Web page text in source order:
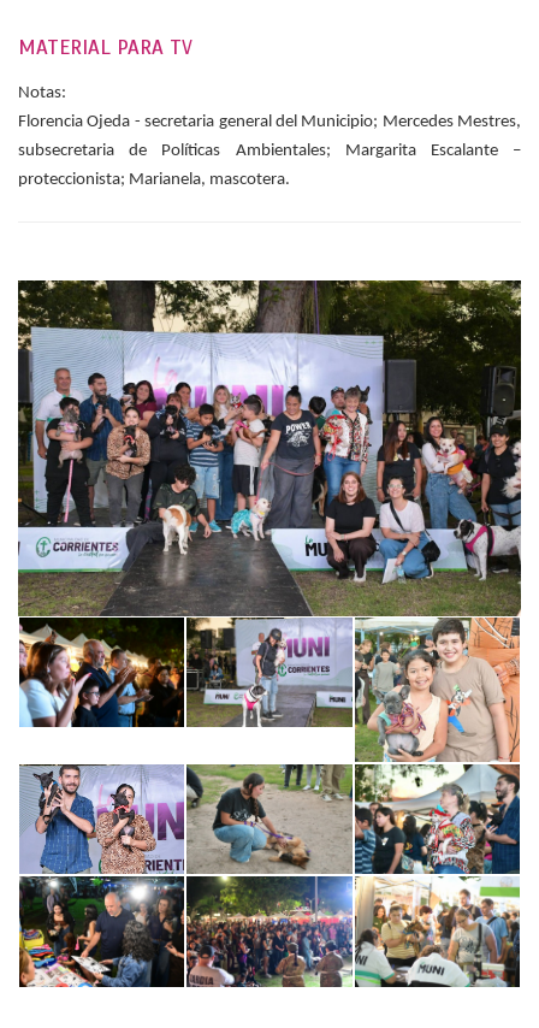
MATERIAL PARA TV
Notas:
Florencia Ojeda - secretaria general del Municipio; Mercedes Mestres,
subsecretaria de Políticas Ambientales; Margarita Escalante –
proteccionista; Marianela, mascotera.